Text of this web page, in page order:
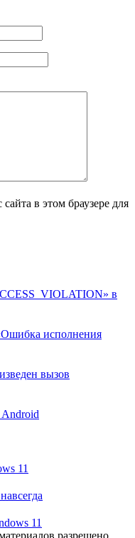
в этом браузере для
в
исполнения
вызов
11
11
разрешено